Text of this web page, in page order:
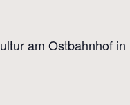
am Ostbahnhof